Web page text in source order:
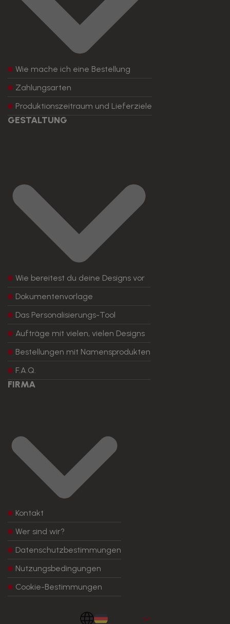
Wie mache ich eine Bestellung
Zahlungsarten
Produktionszeitraum und Lieferziele
GESTALTUNG
Wie bereitest du deine Designs vor
Dokumentenvorlage
Das Personalisierungs-Tool
Aufträge mit vielen, vielen Designs
Bestellungen mit Namensprodukten
F.A.Q.
FIRMA
Kontakt
Wer sind wir?
Datenschutzbestimmungen
Nutzungsbedingungen
Cookie-Bestimmungen